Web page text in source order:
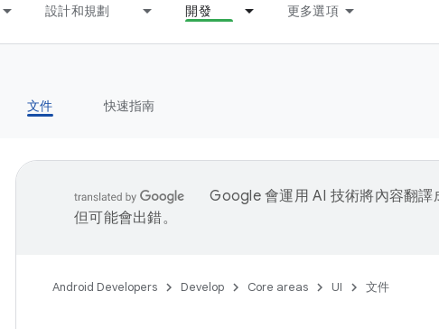
設計和規劃 開發 更多選項
文件 快速指南
Google 會運用 AI 技術將內容翻譯
但可能會出錯。
Android Developers Develop Core areas UI 文件